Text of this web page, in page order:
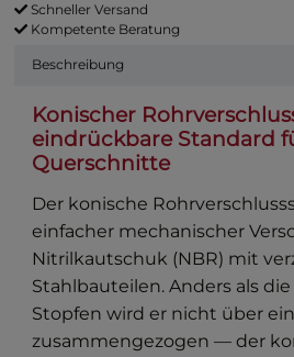
Schneller Versand
Kompetente Beratung
Beschreibung
Konischer
eindrückbare Standard
Querschnitte
Der konische
einfacher mechanischer
Nitrilkautschuk (NBR) mit
Stahlbauteilen. Anders als
Stopfen wird er nicht über
zusammengezogen — der